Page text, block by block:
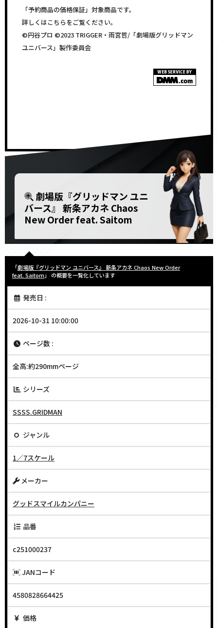
「予約商品の価格保証」対象商品です。
詳しくはこちらをご覧ください。
©円谷プロ ©2023 TRIGGER・雨宮哲/「劇場版グリッドマン
ユニバース」製作委員会
劇場版『グリッドマン ユニ
バース』 新条アカネ Chaos
New Order feat. Saitom
「劇場版『グリッドマン ユニバース』 新条アカネ Chaos New Order
feat. Saitom 」 の概要を一覧化しています
発売日 :
2026-10-31 10:00:00
ページ数 :
全高:約290mmページ
シリーズ
SSSS.GRIDMAN
ジャンル
1／7スケール
メーカー
グッドスマイルカンパニー
品番
c251000237
JANコード
4580828664425
価格